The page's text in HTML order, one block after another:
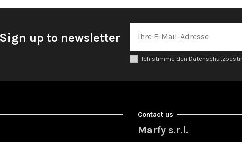
Sign up to newsletter
Ich stimme den
Contact us
Marfy s.r.l.